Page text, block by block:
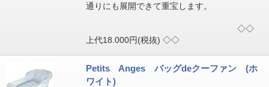
通りにも展開できて重宝します。
◇◇
上代18.000円(税抜) ◇◇
Petits Anges バッグdeクーファン (ホ
ワイト)